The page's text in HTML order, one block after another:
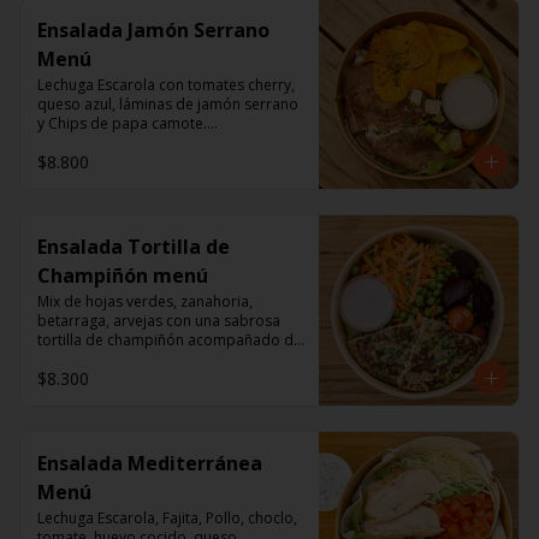
Ensalada Jamón Serrano
Menú
Lechuga Escarola con tomates cherry,
queso azul, láminas de jamón serrano
y Chips de papa camote.
$8.800
Ensalada Tortilla de
Champiñón menú
Mix de hojas verdes, zanahoria,
betarraga, arvejas con una sabrosa
tortilla de champiñón acompañado de
limón, sal, cúrcuma, comino y
$8.300
Ensalada Mediterránea
Menú
Lechuga Escarola, Fajita, Pollo, choclo,